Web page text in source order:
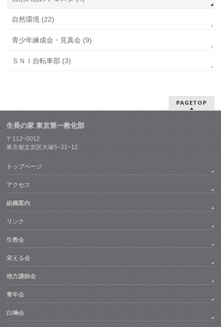
自然環境 (22)
青少年練成会・見真会 (9)
ＳＮＩ自転車部 (3)
PAGETOP
生長の家 東京第一教化部
〒112−0012
東京都文京区大塚5−31−12
トップページ
アクセス
組織案内
リンク
生教会
栄える会
地方講師会
青年会
白鳩会